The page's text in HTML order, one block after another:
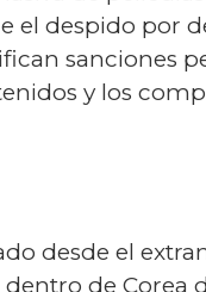
el despido por
sanciones
y los
desde el
de Corea